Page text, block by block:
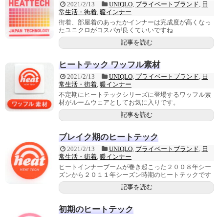
2021/2/13 UNIQLO, プライベートブランド, 日
常生活・街着, 暖インナー
街着、部屋着のあったかインナーは完成度が高くなっ
たユニクロがコスパが良くていいですね
記事を読む
ヒートテック ワッフル素材
2021/2/13 UNIQLO, プライベートブランド, 日
常生活・街着, 暖インナー
不定期にヒートテックシリーズに登場するワッフル素
材がルームウェアとしてお気に入りです。
記事を読む
ブレイク期のヒートテック
2021/2/13 UNIQLO, プライベートブランド, 日
常生活・街着, 暖インナー
ヒートインナーブームが巻き起こった２００８年シー
ズンから２０１１年シーズン時期のヒートテックです
記事を読む
初期のヒートテック